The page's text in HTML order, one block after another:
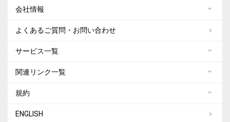
会社情報
よくあるご質問・お問い合わせ
サービス一覧
関連リンク一覧
規約
ENGLISH